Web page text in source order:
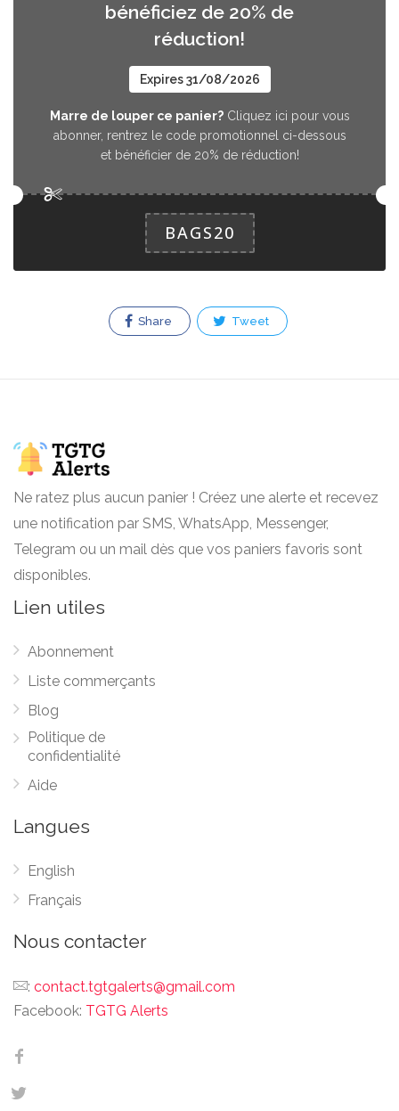
bénéficiez de 20% de
réduction!
Expires 31/08/2026
Marre de louper ce panier?Cliquez ici pour vous
abonner, rentrez le code promotionnel ci-dessous
et bénéficier de 20% de réduction!
BAGS20
Share Tweet
Ne ratez plus aucun panier ! Créez une alerte et recevez
une notification par SMS, WhatsApp, Messenger,
Telegram ou un mail dès que vos paniers favoris sont
disponibles.
Lien utiles
Abonnement
Liste commerçants
Blog
Politique de
confidentialité
Aide
Langues
English
Français
Nous contacter
: contact.tgtgalerts@gmail.com
Facebook: TGTG Alerts